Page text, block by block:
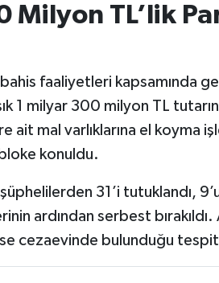
Milyon TL’lik
bahis faaliyetleri kapsamında
1 milyar 300 milyon TL
ait mal varlıklarına el koyma
konuldu.
31’i tutuklandı,
ardından serbest bırakıldı.
cezaevinde bulunduğu